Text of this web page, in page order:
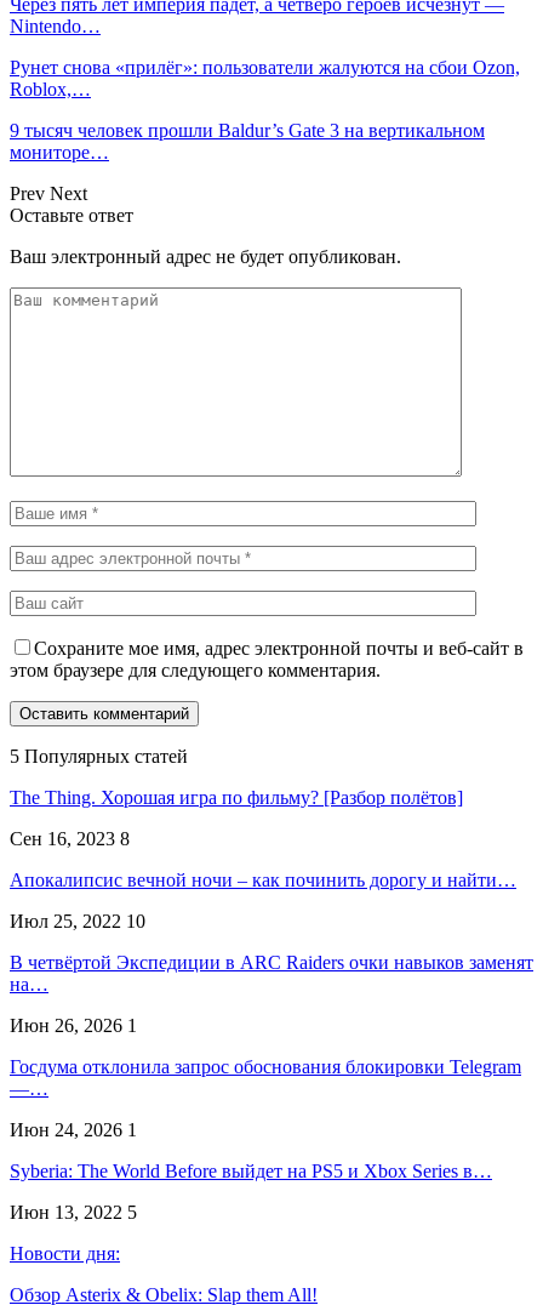
Nintendo…
Рунет снова «прилёг»: пользователи жалуются на сбои Ozon,
Roblox,…
9 тысяч человек прошли Baldur’s Gate 3 на вертикальном
мониторе…
Prev Next
Оставьте ответ
Ваш электронный адрес не будет опубликован.
Сохраните мое имя, адрес электронной почты и веб-сайт в
этом браузере для следующего комментария.
5 Популярных статей
The Thing. Хорошая игра по фильму? [Разбор полётов]
Сен 16, 2023 8
Апокалипсис вечной ночи – как починить дорогу и найти…
Июл 25, 2022 10
В четвёртой Экспедиции в ARC Raiders очки навыков заменят
на…
Июн 26, 2026 1
Госдума отклонила запрос обоснования блокировки Telegram
—…
Июн 24, 2026 1
Syberia: The World Before выйдет на PS5 и Xbox Series в…
Июн 13, 2022 5
Новости дня:
Обзор Asterix & Obelix: Slap them All!